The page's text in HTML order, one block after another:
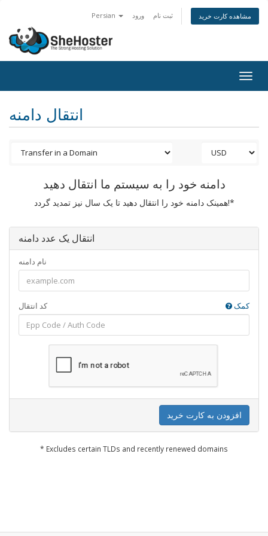
Persian ورود ثبت نام مشاهده کارت خرید
انتقال دامنه
دامنه خود را به سیستم ما انتقال دهید
همینک دامنه خود را انتقال دهید تا یک سال نیز تمدید گردد!*
انتقال یک عدد دامنه
نام دامنه
کد انتقال کمک
افزودن به کارت خرید
* Excludes certain TLDs and recently renewed domains